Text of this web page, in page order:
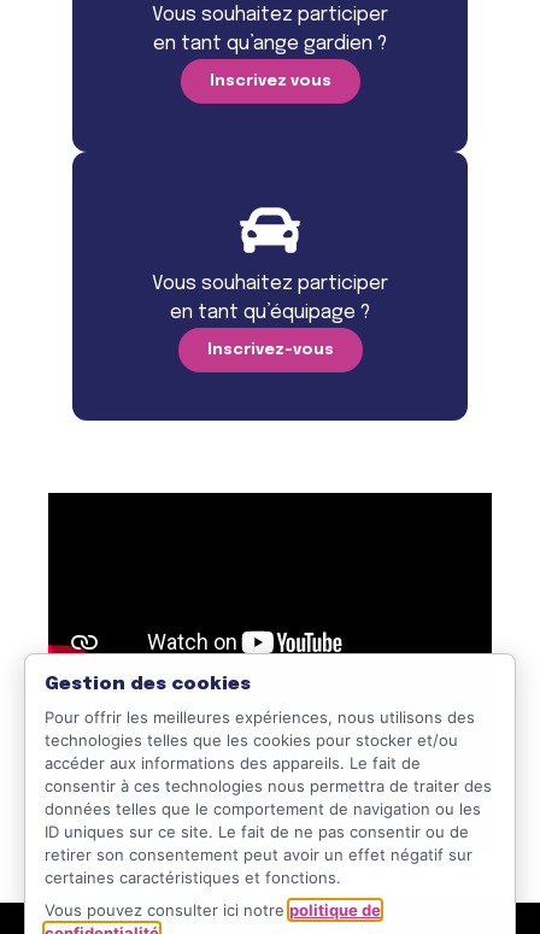
Vous souhaitez participer
en tant qu’ange gardien ?
Inscrivez vous
Vous souhaitez participer
en tant qu’équipage ?
Inscrivez-vous
Gestion des cookies
Pour offrir les meilleures expériences, nous utilisons des
technologies telles que les cookies pour stocker et/ou
accéder aux informations des appareils. Le fait de
consentir à ces technologies nous permettra de traiter des
données telles que le comportement de navigation ou les
ID uniques sur ce site. Le fait de ne pas consentir ou de
retirer son consentement peut avoir un effet négatif sur
certaines caractéristiques et fonctions.
Vous pouvez consulter ici notre politique de